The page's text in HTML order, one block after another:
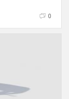
0